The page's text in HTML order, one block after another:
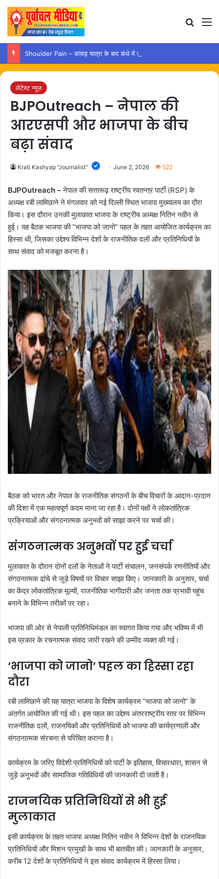
लेटेस्ट न्यूज़
BJPOutreach – नेपाल की
आरएसपी और भाजपा के बीच
बढ़ा संवाद
Krati Kashyap "Journalist" June 2, 2026 522
BJPOutreach –नेपाल की सत्तारूढ़ राष्ट्रीय स्वतन्त्र पार्टी (RSP) के
अध्यक्ष रबी लामिछाने ने मंगलवार को नई दिल्ली स्थित भाजपा मुख्यालय का दौरा
किया। इस दौरान उनकी मुलाकात भाजपा के राष्ट्रीय अध्यक्ष नितिन नवीन से
हुई। यह बैठक भाजपा की “भाजपा को जानो” पहल के तहत आयोजित कार्यक्रम का
हिस्सा थी, जिसका उद्देश्य विभिन्न देशों के राजनीतिक दलों और प्रतिनिधियों के
साथ संवाद को मजबूत करना है।
बैठक को भारत और नेपाल के राजनीतिक संगठनों के बीच विचारों के आदान-प्रदान
की दिशा में एक महत्वपूर्ण कदम माना जा रहा है। दोनों पक्षों ने लोकतांत्रिक
प्रक्रियाओं और संगठनात्मक अनुभवों को साझा करने पर चर्चा की।
संगठनात्मक अनुभवों पर हुई चर्चा
मुलाकात के दौरान दोनों दलों के नेताओं ने पार्टी संचालन, जनसंपर्क रणनीतियों और
संगठनात्मक ढांचे से जुड़े विषयों पर विचार साझा किए। जानकारी के अनुसार, चर्चा
का केंद्र लोकतांत्रिक मूल्यों, राजनीतिक भागीदारी और जनता तक प्रभावी पहुंच
बनाने के विभिन्न तरीकों पर रहा।
भाजपा की ओर से नेपाली प्रतिनिधिमंडल का स्वागत किया गया और भविष्य में भी
इस प्रकार के रचनात्मक संवाद जारी रखने की उम्मीद व्यक्त की गई।
‘भाजपा को जानो’ पहल का हिस्सा रहा
दौरा
रबी लामिछाने की यह यात्रा भाजपा के विशेष कार्यक्रम “भाजपा को जानो” के
अंतर्गत आयोजित की गई थी। इस पहल का उद्देश्य अंतरराष्ट्रीय स्तर पर विभिन्न
राजनीतिक दलों, राजनयिकों और प्रतिनिधियों को भाजपा की कार्यप्रणाली और
संगठनात्मक संरचना से परिचित कराना है।
कार्यक्रम के जरिए विदेशी प्रतिनिधियों को पार्टी के इतिहास, विचारधारा, शासन से
जुड़े अनुभवों और सामाजिक गतिविधियों की जानकारी दी जाती है।
राजनयिक प्रतिनिधियों से भी हुई
मुलाकात
इसी कार्यक्रम के तहत भाजपा अध्यक्ष नितिन नवीन ने विभिन्न देशों के राजनयिक
प्रतिनिधियों और मिशन प्रमुखों के साथ भी बातचीत की। जानकारी के अनुसार,
करीब 12 देशों के प्रतिनिधियों ने इस संवाद कार्यक्रम में हिस्सा लिया।